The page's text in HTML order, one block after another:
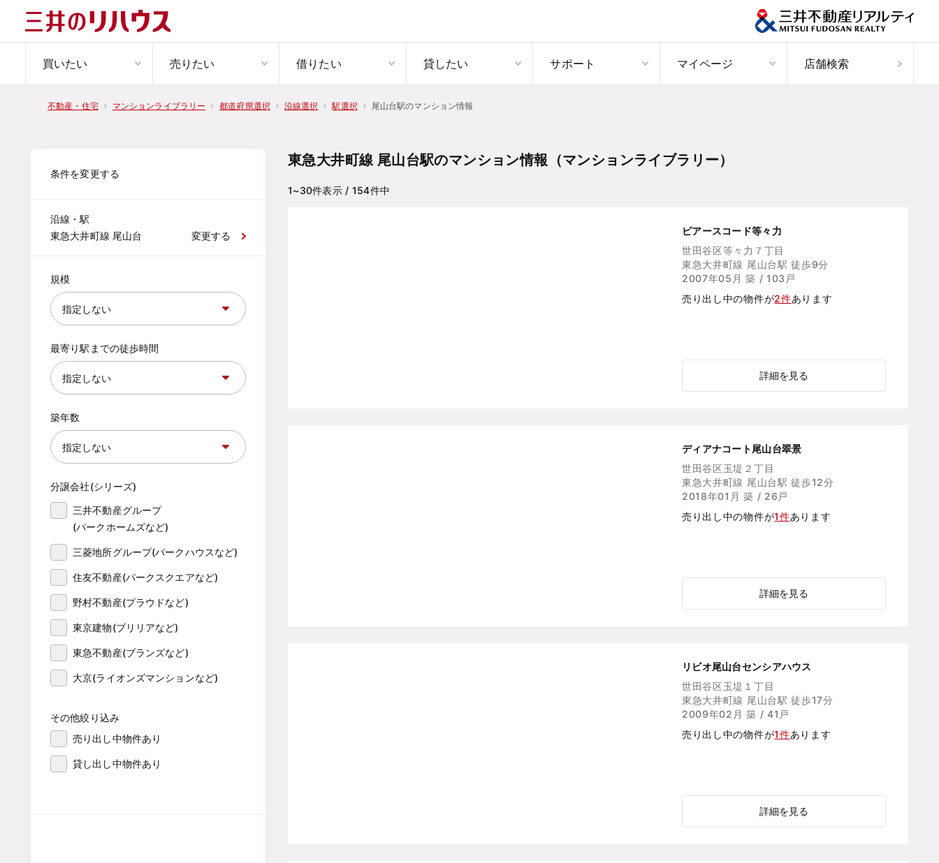
買いたい 売りたい 借りたい 貸したい サポート マイページ 店舗検索
不動産・住宅 マンションライブラリー 都道府県選択 沿線選択 駅選択 尾山台駅のマンション情報
条件を変更する
沿線・駅
東急大井町線 尾山台
変更する
規模
最寄り駅までの徒歩時間
築年数
分譲会社(シリーズ)
三井不動産グループ
(パークホームズなど)
三菱地所グループ(パークハウスなど)
住友不動産(パークスクエアなど)
野村不動産(プラウドなど)
東京建物(ブリリアなど)
東急不動産(ブランズなど)
大京(ライオンズマンションなど)
その他絞り込み
売り出し中物件あり
貸し出し中物件あり
東急大井町線 尾山台駅のマンション情報（マンションライブラリー）
1~30件表示/ 154件中
ピアースコード等々力
世田谷区等々力７丁目
東急大井町線 尾山台駅 徒歩9分
2007年05月 築 / 103戸
売り出し中の物件が2件あります
詳細を見る
ディアナコート尾山台翠景
世田谷区玉堤２丁目
東急大井町線 尾山台駅 徒歩12分
2018年01月 築 / 26戸
売り出し中の物件が1件あります
詳細を見る
リビオ尾山台センシアハウス
世田谷区玉堤１丁目
東急大井町線 尾山台駅 徒歩17分
2009年02月 築 / 41戸
売り出し中の物件が1件あります
詳細を見る